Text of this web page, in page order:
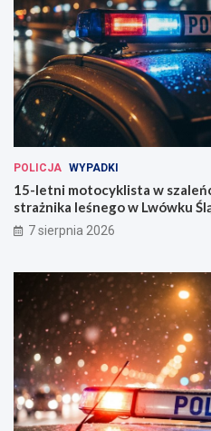
POLICJA WYPADKI
15-letni motocyklista w
strażnika leśnego w Lwówku
7 sierpnia 2026